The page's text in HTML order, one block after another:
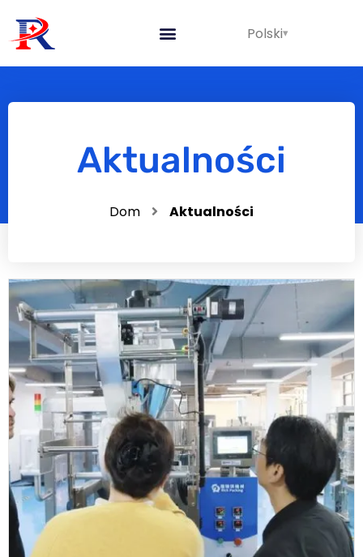
Polski
Aktualności
Dom Aktualności